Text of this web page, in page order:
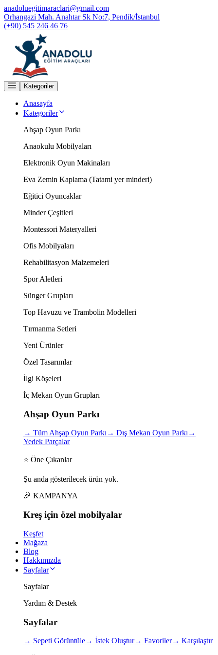
anadoluegitimaraclari@gmail.com
Orhangazi Mah. Anahtar Sk No:7, Pendik/İstanbul
(+90) 545 246 46 76
Kategoriler
Anasayfa
Kategoriler
Ahşap Oyun Parkı
Anaokulu Mobilyaları
Elektronik Oyun Makinaları
Eva Zemin Kaplama (Tatami yer minderi)
Eğitici Oyuncaklar
Minder Çeşitleri
Montessori Materyalleri
Ofis Mobilyaları
Rehabilitasyon Malzemeleri
Spor Aletleri
Sünger Grupları
Top Havuzu ve Trambolin Modelleri
Tırmanma Setleri
Yeni Ürünler
Özel Tasarımlar
İlgi Köşeleri
İç Mekan Oyun Grupları
Ahşap Oyun Parkı
→ Tüm Ahşap Oyun Parkı→ Dış Mekan Oyun Parkı→
Yedek Parçalar
⭐ Öne Çıkanlar
Şu anda gösterilecek ürün yok.
🎉 KAMPANYA
Kreş için özel mobilyalar
Keşfet
Mağaza
Blog
Hakkımızda
Sayfalar
Sayfalar
Yardım & Destek
Sayfalar
→ Sepeti Görüntüle→ İstek Oluştur→ Favoriler→ Karşılaştır